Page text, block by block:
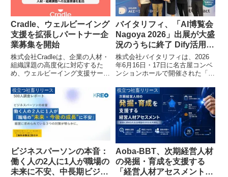
役員CEOの竹内 啓氏からはグル
ープ全体の成長戦略が説明され、
大東建託グループも6年ぶりの過
去最高益を達成したことが共有さ
れました。
すると予測されています。
Cradle、ウェルビーイング
支援を拡張しパートナー企
業募集を開始
株式会社Cradleは、企業の人材・
組織課題の高度化に対応するた
め、ウェルビーイング支援サービ
い、人事・総務・経営領域で顧客
接点を持つパートナー企業の募集
を開始しました。両立支援やメン
タルヘルス、ハラスメント対策な
ど、多様化する課題に対し包括的
な支援を目指します。
バイタリフィ、「AI博覧会
Nagoya 2026」出展が大盛
況のうちに終了 Dify活用や
生成AIチャットボットに高
い関心
株式会社バイタリフィは、2026
年6月16日・17日に名古屋コンベ
ンションホールで開催された「AI
を盛況のうちに終えました。Dify
を活用したAIエージェント導入サ
ービス「AIエージェント
DRIVE」と、生成AIチャットボ
ット「FirstContact」を中心にデ
モンストレーションを実施し、多
くの来場者の関心を集めました。
役立つ社畜リリース
ビジネスパーソンの本音：
働く人の2人に1人が職場の
未来に不安、中長期ビジョ
役立つ社畜リリース
Aoba-BBT、次期経営人材
の発掘・育成を支援する
「経営人材アセスメント」